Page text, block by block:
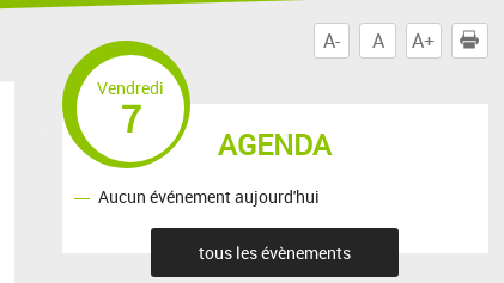
A- A A+
AGENDA
Vendredi
7
Aucun événement aujourd'hui
tous les évènements